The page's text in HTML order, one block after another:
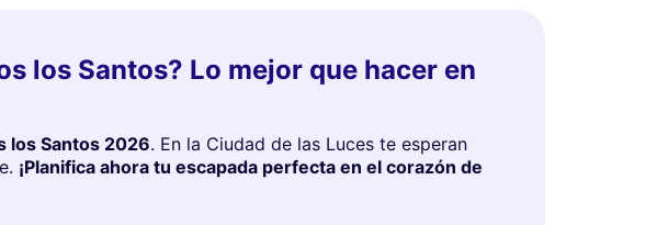
los Santos? Lo mejor que hacer en
los Santos 2026. En la Ciudad de las Luces te esperan
¡Planifica ahora tu escapada perfecta en el corazón de